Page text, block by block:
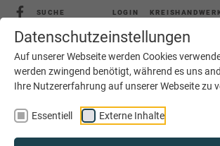
Datenschutzeinstellungen
Auf unserer Webseite werden Cookies
werden zwingend benötigt, während es uns
Ihre Nutzererfahrung auf unserer Webseite zu
Essentiell Externe Inhalte
SUCHE LOGIN